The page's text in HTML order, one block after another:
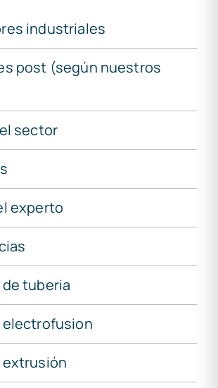
industriales
post (según nuestros
sector
experto
tuberia
electrofusion
extrusión